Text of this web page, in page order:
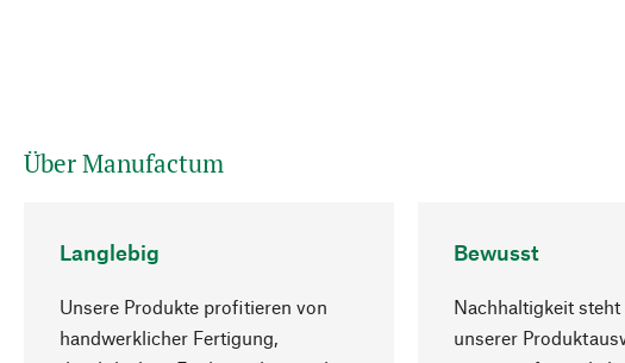
Über Manufactum
Langlebig
Unsere Produkte profitieren von
handwerklicher Fertigung,
Bewusst
Nachhaltigkeit steht
unserer